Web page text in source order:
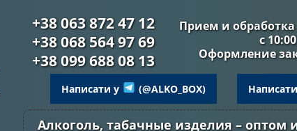
+38 063 872 47 12
+38 068 564 97 69
+38 099 688 08 13
Прием и
с
Оформление
Написати у (@ALKO_BOX)
Алкоголь, табачные изделия – оптом